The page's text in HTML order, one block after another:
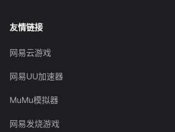
友情链接
网易云游戏
网易UU加速器
MuMu模拟器
网易发烧游戏